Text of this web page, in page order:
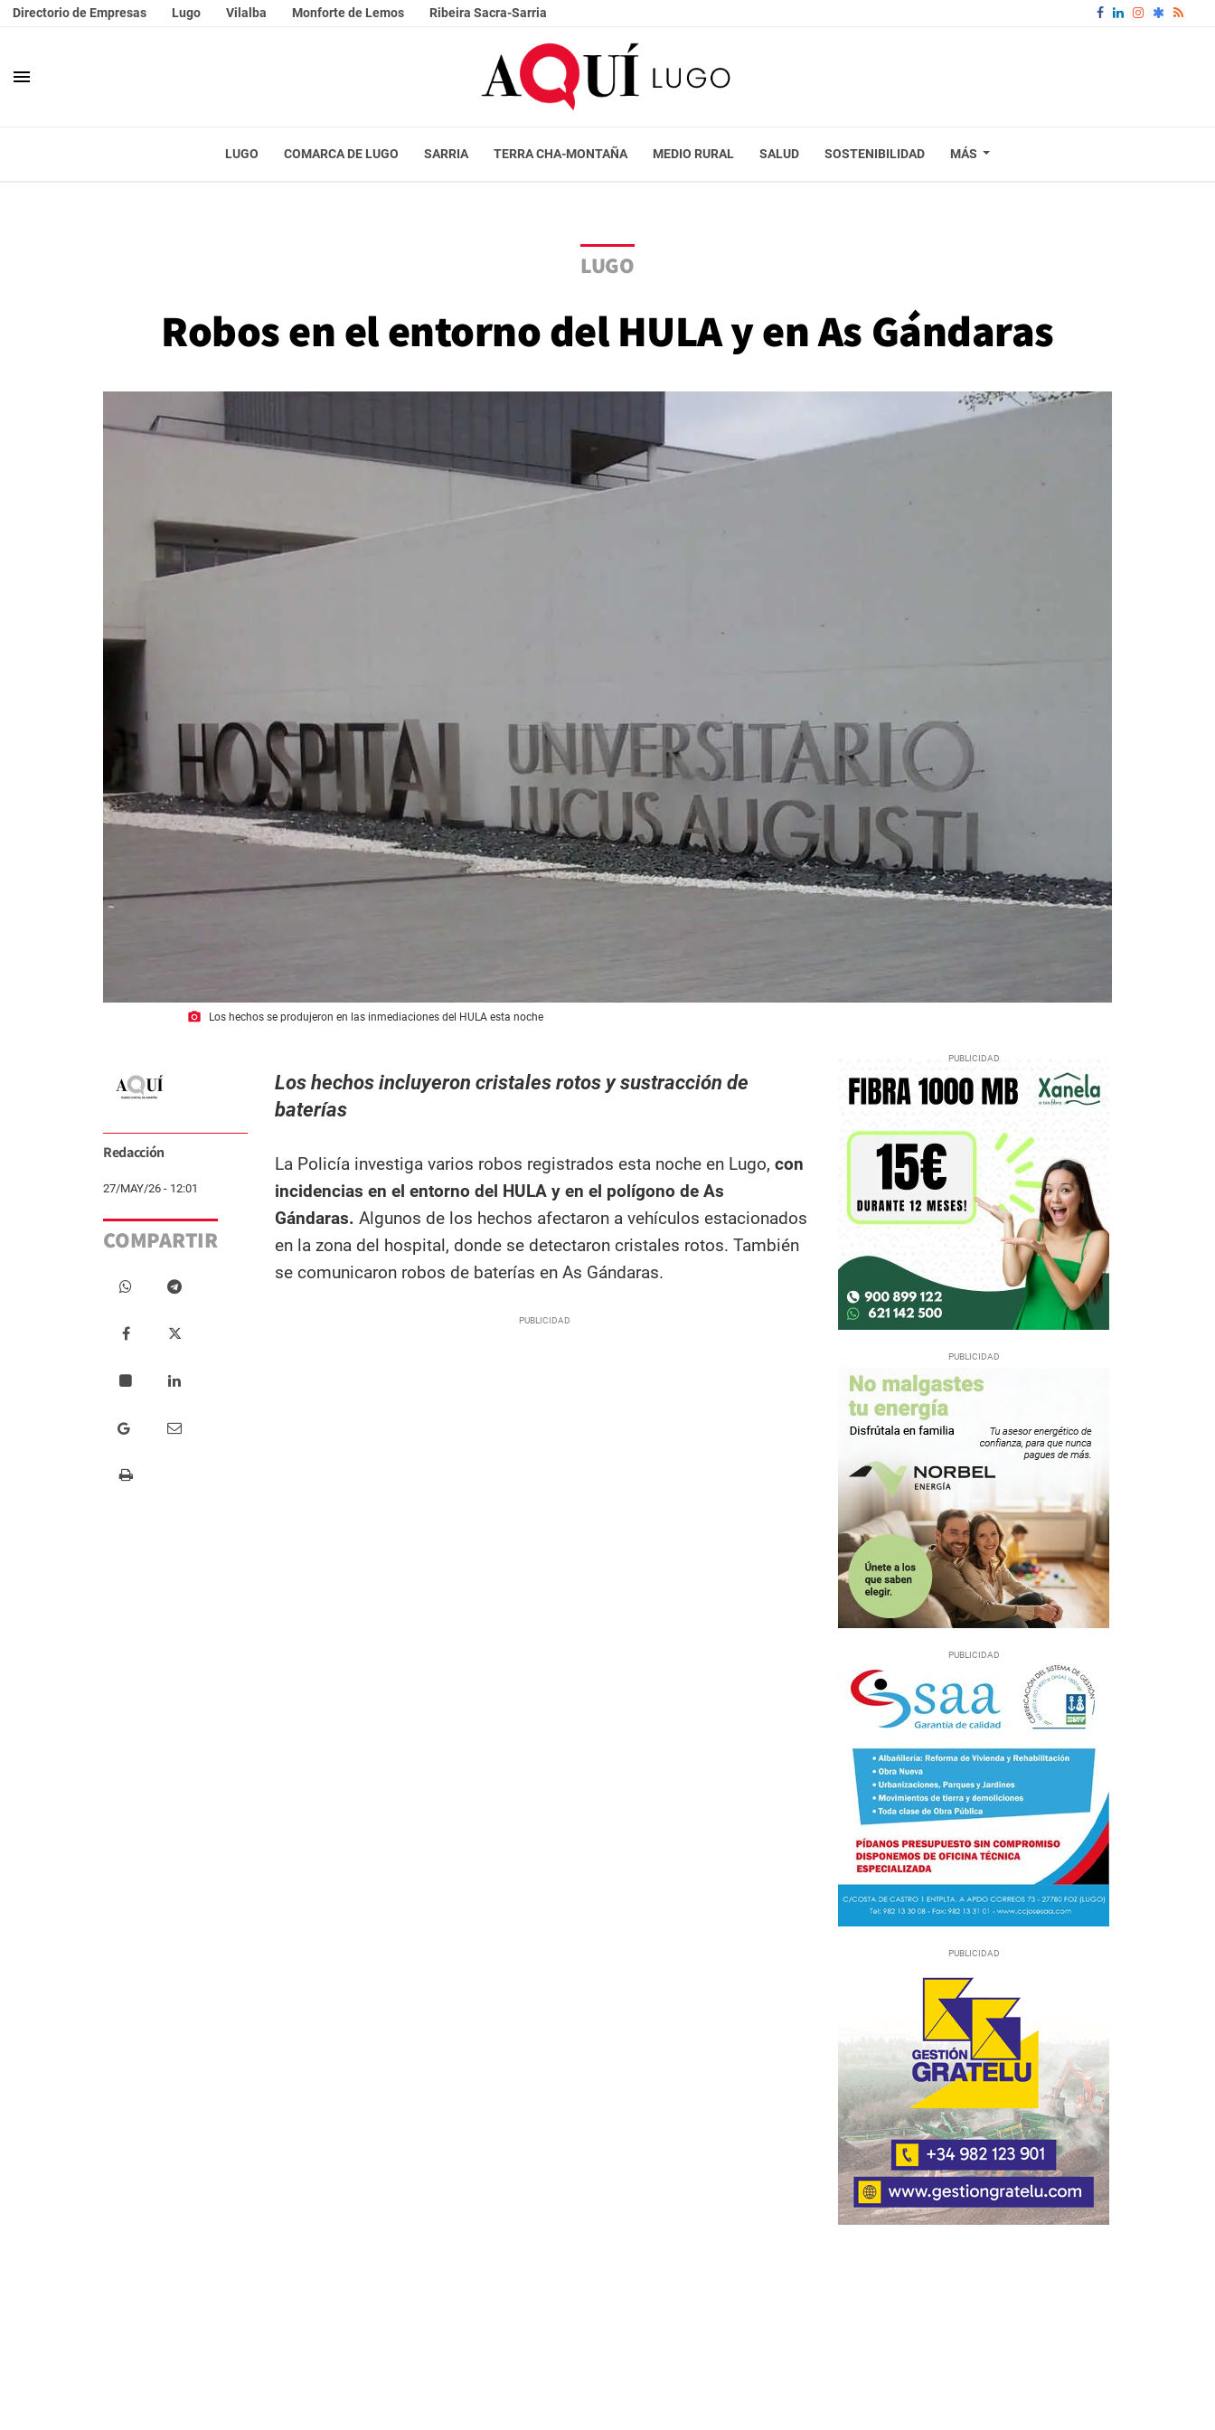
Directorio de Empresas Lugo Vilalba Monforte de Lemos Ribeira Sacra-Sarria
menu
LUGO COMARCA DE LUGO SARRIA TERRA CHA-MONTAÑA MEDIO RURAL SALUD SOSTENIBILIDAD MÁS
LUGO
Robos en el entorno del HULA y en As Gándaras
photo_camera Los hechos se produjeron en las inmediaciones del HULA esta noche
Redacción
27/MAY/26 - 12:01
COMPARTIR
Los hechos incluyeron cristales rotos y sustracción de
baterías
La Policía investiga varios robos registrados esta noche en Lugo, con
incidencias en el entorno del HULA y en el polígono de As
Gándaras. Algunos de los hechos afectaron a vehículos estacionados
en la zona del hospital, donde se detectaron cristales rotos. También
se comunicaron robos de baterías en As Gándaras.